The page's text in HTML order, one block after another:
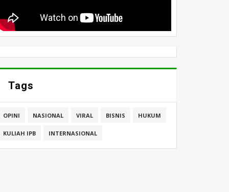
Tags
OPINI NASIONAL VIRAL BISNIS HUKUM
KULIAH IPB INTERNASIONAL